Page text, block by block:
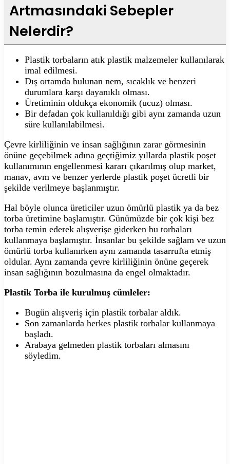
Artmasındaki Sebepler
Nelerdir?
Plastik torbaların atık plastik malzemeler kullanılarak
imal edilmesi.
Dış ortamda bulunan nem, sıcaklık ve benzeri
durumlara karşı dayanıklı olması.
Üretiminin oldukça ekonomik (ucuz) olması.
Bir defadan çok kullanıldığı gibi aynı zamanda uzun
süre kullanılabilmesi.
Çevre kirliliğinin ve insan sağlığının zarar görmesinin
önüne geçebilmek adına geçtiğimiz yıllarda plastik poşet
kullanımının engellenmesi kararı çıkarılmış olup market,
manav, avm ve benzer yerlerde plastik poşet ücretli bir
şekilde verilmeye başlanmıştır.
Hal böyle olunca üreticiler uzun ömürlü plastik ya da bez
torba üretimine başlamıştır. Günümüzde bir çok kişi bez
torba temin ederek alışverişe giderken bu torbaları
kullanmaya başlamıştır. İnsanlar bu şekilde sağlam ve uzun
ömürlü torba kullanırken aynı zamanda tasarrufta etmiş
oldular. Aynı zamanda çevre kirliliğinin önüne geçerek
insan sağlığının bozulmasına da engel olmaktadır.
Plastik Torba ile kurulmuş cümleler:
Bugün alışveriş için plastik torbalar aldık.
Son zamanlarda herkes plastik torbalar kullanmaya
başladı.
Arabaya gelmeden plastik torbaları almasını
söyledim.